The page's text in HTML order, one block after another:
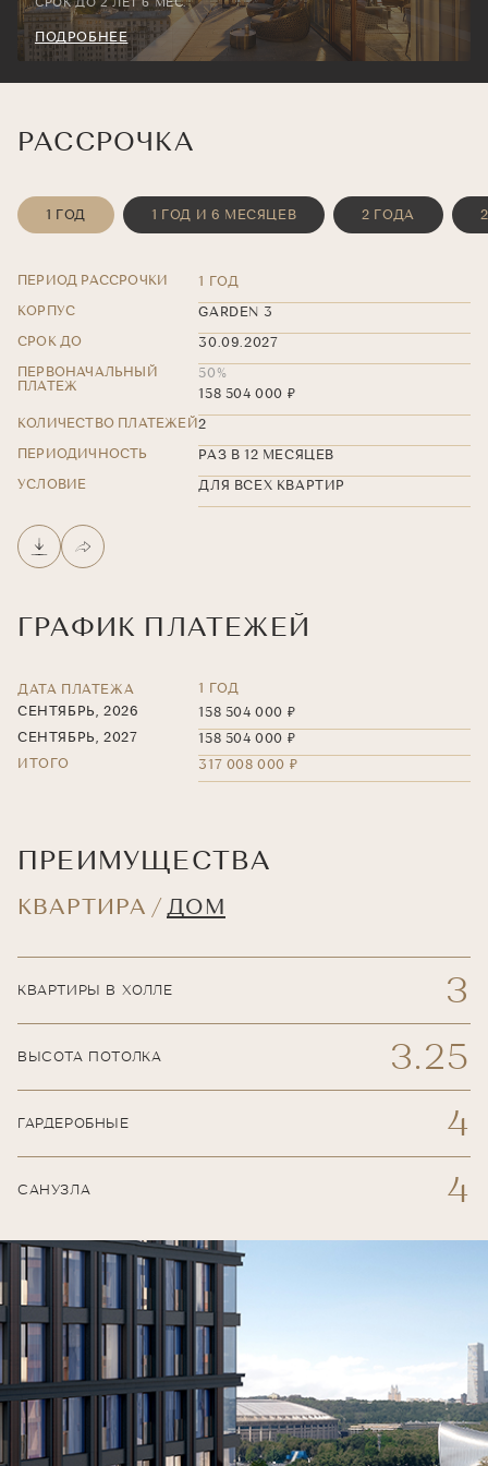
ПОДРОБНЕЕ
РАССРОЧКА
1 ГОД 1 ГОД И 6 МЕСЯЦЕВ 2 ГОДА
ПЕРИОД РАССРОЧКИ
1 ГОД
КОРПУС
GARDEN 3
СРОК ДО
30.09.2027
ПЕРВОНАЧАЛЬНЫЙ
ПЛАТЕЖ
50%
158 504 000 ₽
КОЛИЧЕСТВО ПЛАТЕЖЕЙ2
ПЕРИОДИЧНОСТЬ
РАЗ В 12 МЕСЯЦЕВ
УСЛОВИЕ
ДЛЯ ВСЕХ КВАРТИР
ГРАФИК ПЛАТЕЖЕЙ
ДАТА ПЛАТЕЖА
1 ГОД
СЕНТЯБРЬ, 2026
158 504 000 ₽
СЕНТЯБРЬ, 2027
158 504 000 ₽
ИТОГО
317 008 000 ₽
ПРЕИМУЩЕСТВА
КВАРТИРА ДОМ
3
КВАРТИРЫ В ХОЛЛЕ
3.25
ВЫСОТА ПОТОЛКА
4
ГАРДЕРОБНЫЕ
4
САНУЗЛА